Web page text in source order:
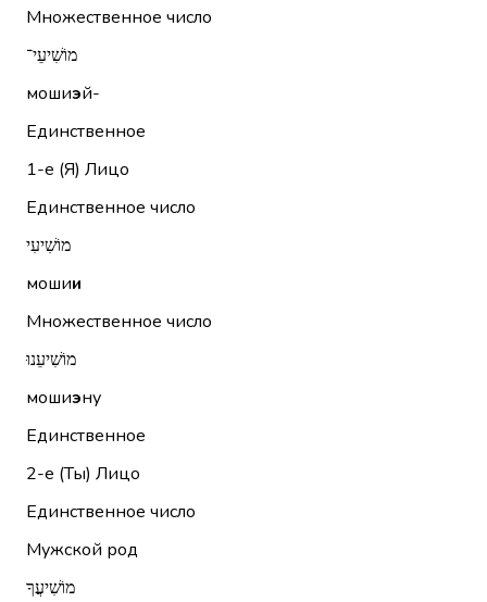
Множественное число
מוֹשִׁיעֵי־
мошиэй-
Единственное
1-е (Я) Лицо
Единственное число
מוֹשִׁיעִי
мошии
Множественное число
מוֹשִׁיעֵנוּ
мошиэну
Единственное
2-е (Ты) Лицо
Единственное число
Мужской род
מוֹשִׁיעֲךָ